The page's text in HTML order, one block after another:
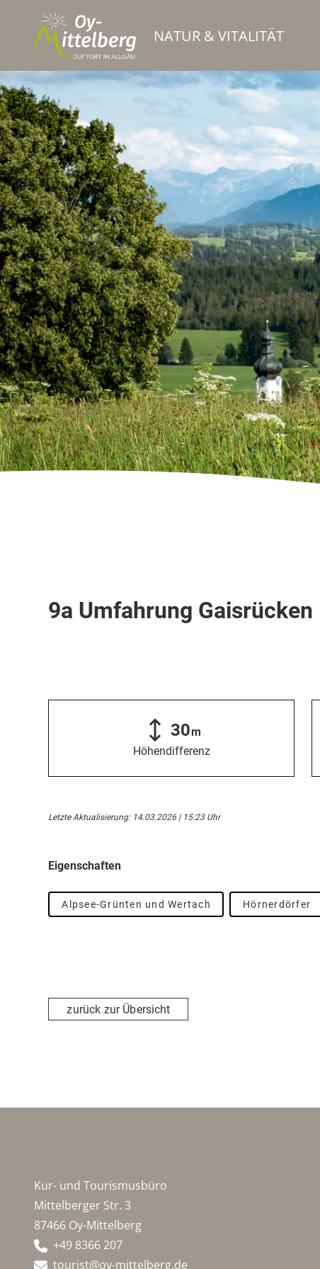
NATUR & VITALITÄT
9a Umfahrung Gaisrücken
30m
Höhendifferenz
Letzte Aktualisierung: 14.03.2026 | 15:23 Uhr
Eigenschaften
Alpsee-Grünten und Wertach Hörnerdörfer
zurück zur Übersicht
Kur- und Tourismusbüro
Mittelberger Str. 3
87466 Oy-Mittelberg
+49 8366 207
tourist@oy-mittelberg.de